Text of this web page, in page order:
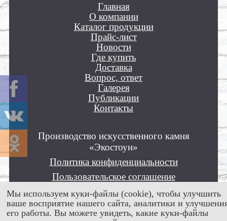
Главная
О компании
Каталог продукции
Прайс-лист
Новости
Где купить
Доставка
Вопрос, ответ
Галерея
Публикации
Контакты
Производство искусственного камня
«Экостоун»
Политика конфиденциальности
Пользовательское соглашение
Положение об обработке персональных
данных
Все права защищены © 2012 - 2026
Мы используем куки-файлы (cookie), чтобы улучшить
ваше восприятие нашего сайта, аналитики и
его работы. Вы можете увидеть, какие куки-файлы